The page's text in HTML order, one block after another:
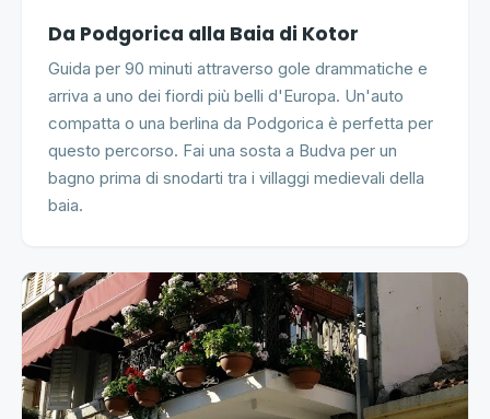
Da Podgorica alla Baia di Kotor
Guida per 90 minuti attraverso gole drammatiche e
arriva a uno dei fiordi più belli d'Europa. Un'auto
compatta o una berlina da Podgorica è perfetta per
questo percorso. Fai una sosta a Budva per un
bagno prima di snodarti tra i villaggi medievali della
baia.